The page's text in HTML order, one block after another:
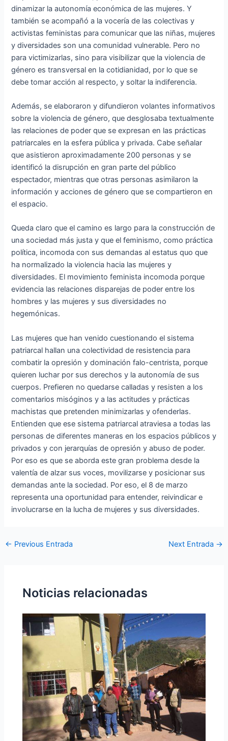
dinamizar la autonomía económica de las mujeres. Y
también se acompañó a la vocería de las colectivas y
activistas feministas para comunicar que las niñas, mujeres
y diversidades son una comunidad vulnerable. Pero no
para victimizarlas, sino para visibilizar que la violencia de
género es transversal en la cotidianidad, por lo que se
debe tomar acción al respecto, y soltar la indiferencia.
Además, se elaboraron y difundieron volantes informativos
sobre la violencia de género, que desglosaba textualmente
las relaciones de poder que se expresan en las prácticas
patriarcales en la esfera pública y privada. Cabe señalar
que asistieron aproximadamente 200 personas y se
identificó la disrupción en gran parte del público
espectador, mientras que otras personas asimilaron la
información y acciones de género que se compartieron en
el espacio.
Queda claro que el camino es largo para la construcción de
una sociedad más justa y que el feminismo, como práctica
política, incomoda con sus demandas al estatus quo que
ha normalizado la violencia hacia las mujeres y
diversidades. El movimiento feminista incomoda porque
evidencia las relaciones disparejas de poder entre los
hombres y las mujeres y sus diversidades no
hegemónicas.
Las mujeres que han venido cuestionando el sistema
patriarcal hallan una colectividad de resistencia para
combatir la opresión y dominación falo-centrista, porque
quieren luchar por sus derechos y la autonomía de sus
cuerpos. Prefieren no quedarse calladas y resisten a los
comentarios misóginos y a las actitudes y prácticas
machistas que pretenden minimizarlas y ofenderlas.
Entienden que ese sistema patriarcal atraviesa a todas las
personas de diferentes maneras en los espacios públicos y
privados y con jerarquías de opresión y abuso de poder.
Por eso es que se aborda este gran problema desde la
valentía de alzar sus voces, movilizarse y posicionar sus
demandas ante la sociedad. Por eso, el 8 de marzo
representa una oportunidad para entender, reivindicar e
involucrarse en la lucha de mujeres y sus diversidades.
← Previous Entrada Next Entrada →
Noticias relacionadas